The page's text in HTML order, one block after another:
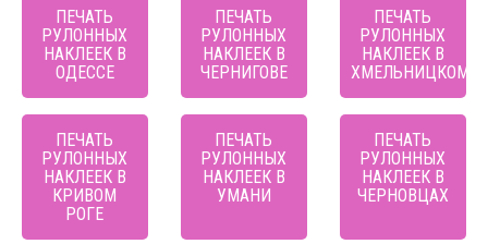
ПЕЧАТЬ
РУЛОННЫХ
НАКЛЕЕК В
ОДЕССЕ
ПЕЧАТЬ
РУЛОННЫХ
НАКЛЕЕК В
ЧЕРНИГОВЕ
ПЕЧАТЬ
РУЛОННЫХ
НАКЛЕЕК В
ХМЕЛЬНИЦКОМ
ПЕЧАТЬ
РУЛОННЫХ
НАКЛЕЕК В
КРИВОМ
РОГЕ
ПЕЧАТЬ
РУЛОННЫХ
НАКЛЕЕК В
УМАНИ
ПЕЧАТЬ
РУЛОННЫХ
НАКЛЕЕК В
ЧЕРНОВЦАХ